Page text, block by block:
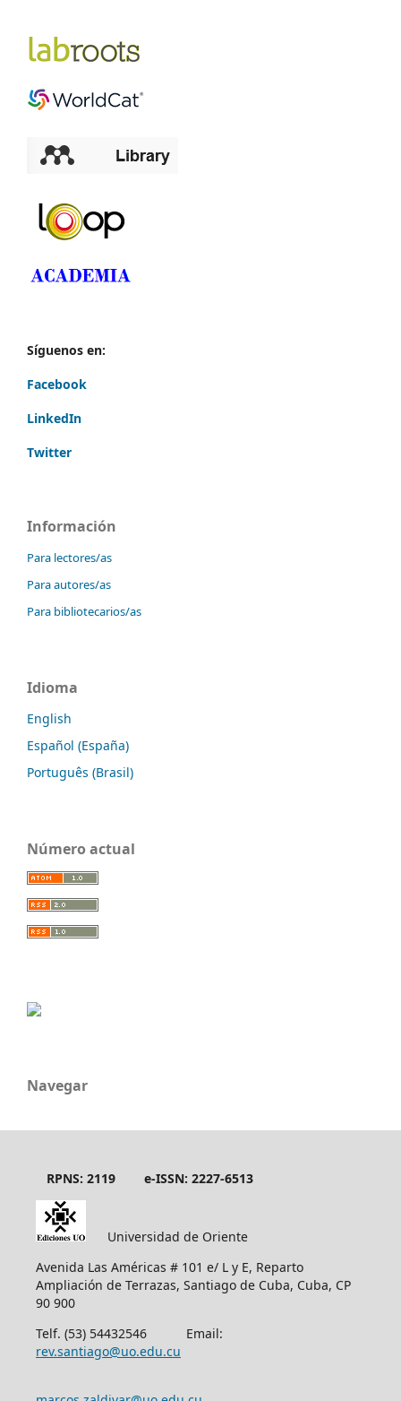
Síguenos en:
Facebook
LinkedIn
Twitter
Información
Para lectores/as
Para autores/as
Para bibliotecarios/as
Idioma
English
Español (España)
Português (Brasil)
Número actual
Navegar
RPNS: 2119 e-ISSN: 2227-6513
Universidad de Oriente
Avenida Las Américas # 101 e/ L y E, Reparto
Ampliación de Terrazas, Santiago de Cuba, Cuba, CP
90 900
Telf. (53) 54432546 Email:
rev.santiago@uo.edu.cu